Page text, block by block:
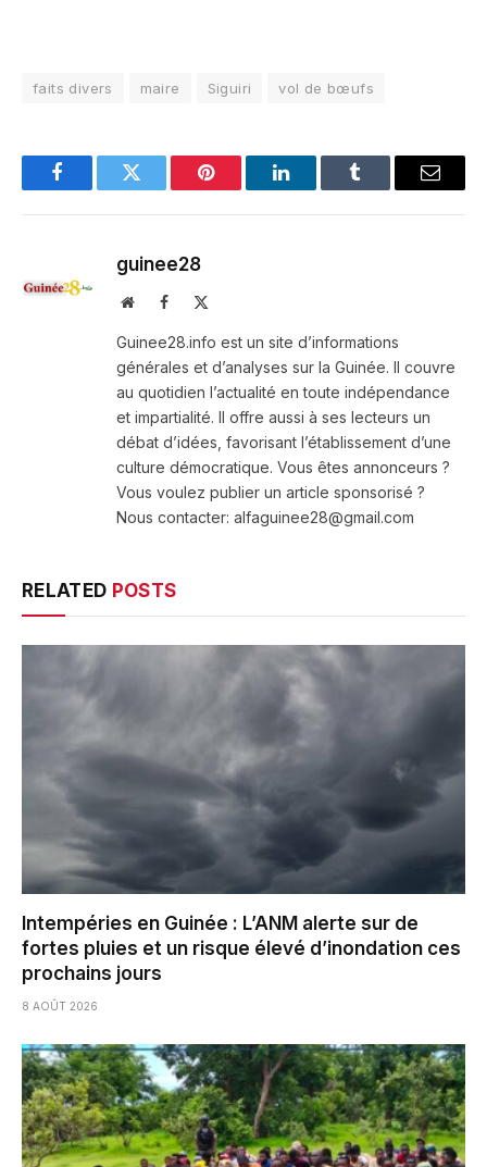
faits divers maire Siguiri vol de bœufs
FacebookTwitter Pinterest LinkedInTumblr Email
guinee28
WebsiteFacebook
Guinee28.info est un site d’informations
générales et d’analyses sur la Guinée. Il couvre
au quotidien l’actualité en toute indépendance
et impartialité. Il offre aussi à ses lecteurs un
débat d’idées, favorisant l’établissement d’une
culture démocratique. Vous êtes annonceurs ?
Vous voulez publier un article sponsorisé ?
Nous contacter: alfaguinee28@gmail.com
RELATED POSTS
Intempéries en Guinée : L’ANM alerte sur de
fortes pluies et un risque élevé d’inondation ces
prochains jours
8 AOÛT 2026